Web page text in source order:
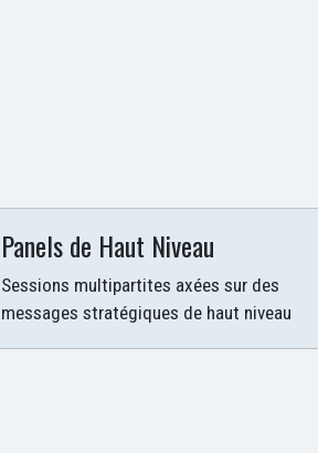
Panels de Haut Niveau
Sessions multipartites axées sur des
messages stratégiques de haut niveau